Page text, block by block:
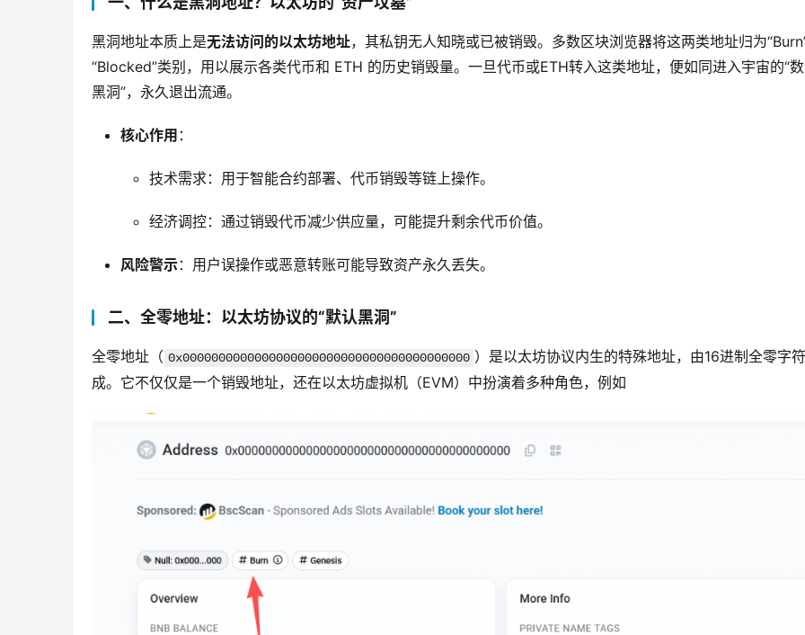
黑洞地址本质上是无法访问的以太坊地址，其私钥无人知晓或已被销毁。多数区块浏览器将这两类地址归为
“Blocked”类别，用以展示各类代币和 ETH 的历史销毁量。一旦代币或ETH转入这类地址，便如同进入宇宙的“
黑洞”，永久退出流通。
核心作用 ：
技术需求：用于智能合约部署、代币销毁等链上操作。
经济调控：通过销毁代币减少供应量，可能提升剩余代币价值。
风险警示：用户误操作或恶意转账可能导致资产永久丢失。
二、全零地址：以太坊协议的“默认黑洞”
全零地址（ 0x0000000000000000000000000000000000000000 ）是以太坊协议内生的特殊地址，由16进制全零字
成。它不仅仅是一个销毁地址，还在以太坊虚拟机（EVM）中扮演着多种角色，例如